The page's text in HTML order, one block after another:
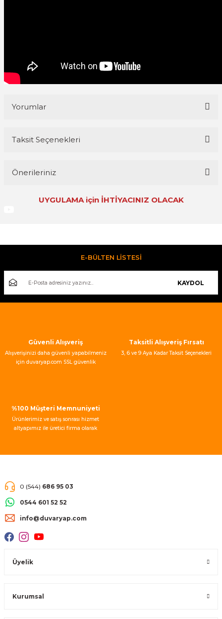
Yorumlar
Taksit Seçenekleri
Önerileriniz
Bu ürünün fiyat bilgisi, resim, ürün açıklamalarında ve diğer
Ürün resmi kalitesiz, bozuk veya görüntülenemiyor.
Ürün bilgilerinde hatalar bulunuyor.
Ürün fiyatı diğer sitelerden daha pahalı.
UYGULAMA için İHTİYACINIZ OLACAK
E-BÜLTEN LİSTESİ
KAYDOL
Güvenli Alışveriş
Alışverişinizi daha güvenli yapabilmeniz
için duvaryap.com SSL güvenlik
Taksitli Alışveriş Fırsatı
3, 6 ve 9 Aya Kadar Taksit Seçenekleri
%100 Müşteri Memnuniyeti
Ürünlerimiz ve satış sonrası hizmet
altyapımız ile üretici firma olarak
0 (544) 686 95 03
0544 601 52 52
info@duvaryap.com
Üyelik
Kurumsal